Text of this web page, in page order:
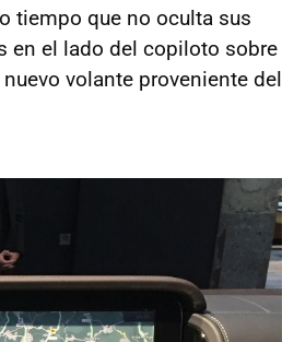
tiempo que no oculta sus
en el lado del copiloto sobre
volante proveniente del